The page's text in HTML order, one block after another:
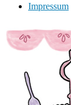
Impressum
Zum
Inhalt